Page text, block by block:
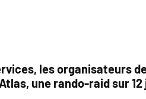
les organisateurs
une rando-raid sur